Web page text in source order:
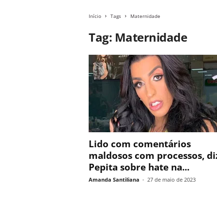
Início Tags Maternidade
Tag: Maternidade
Lido com comentários
maldosos com processos,
Pepita sobre hate na...
Amanda Santiliana - 27 de maio de 2023